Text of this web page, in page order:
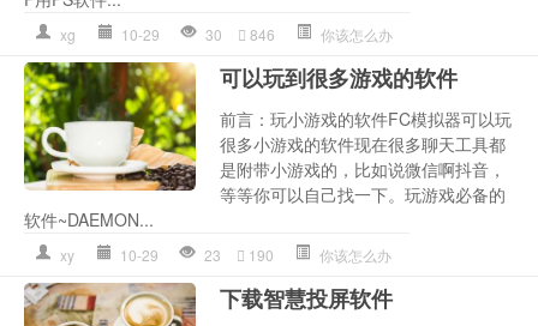
xg 10-29 30 846 你该怎么办
可以玩到很多游戏的软件
前言：玩小游戏的软件FC模拟器可以玩
很多小游戏的软件现在很多聊天工具都
是附带小游戏的，比如说微信啊抖音，
等等你可以自己找一下。玩游戏必备的
软件~DAEMON...
xy 10-29 23 190 你该怎么办
下载智慧投屏软件